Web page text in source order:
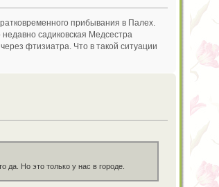
прибывания в Палех.
садиковская Медсестра
фтизиатра. Что в такой ситуации
да. Но это только у нас в городе.